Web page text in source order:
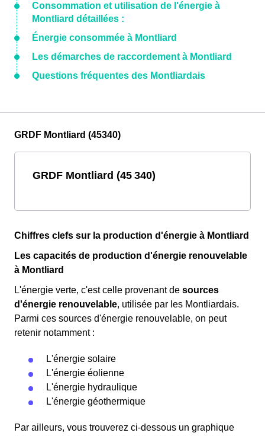
Consommation et utilisation de l'énergie à
Montliard détaillées :
Énergie consommée à Montliard
Les démarches de raccordement à Montliard
Questions fréquentes des Montliardais
GRDF Montliard (45340)
GRDF Montliard (45 340)
Chiffres clefs sur la production d'énergie à Montliard
Les capacités de production d'énergie renouvelable
à Montliard
L'énergie verte, c'est celle provenant de sources
d'énergie renouvelable, utilisée par les Montliardais.
Parmi ces sources d'énergie renouvelable, on peut
retenir notamment :
L'énergie solaire
L'énergie éolienne
L'énergie hydraulique
L'énergie géothermique
Par ailleurs, vous trouverez ci-dessous un graphique